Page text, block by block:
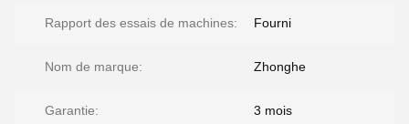
Rapport des essais de machines: Fourni
Nom de marque: Zhonghe
Garantie: 3 mois